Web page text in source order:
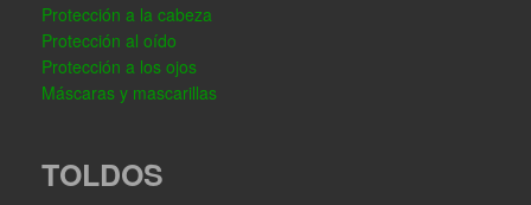
Protección a la cabeza
Protección al oído
Protección a los ojos
Máscaras y mascarillas
TOLDOS